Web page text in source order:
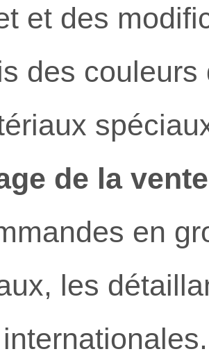
et des
des
de la
en
les